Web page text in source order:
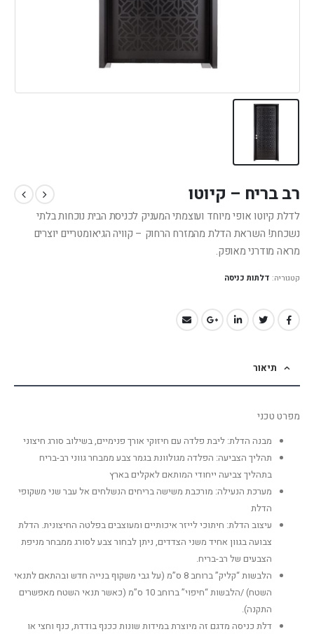
רב בריח – קיוטו
לדלת קיוטו אופי מיוחד ועוצמתי המעניק לכניסת הבית נוכחות בלתי
נשכחת! השראת הדלת מהמזרח הרחוק – קוויה הגיאומטריים יוצרים
מראה מודרני מאופק.
קטגוריה: דלתות כניסה
תיאור
מפרט טכני
מבנה הדלת: ליבת פלדה עם חיזוקי אורך פנימיים, בשילוב סורג חיצוני
תהליך הצביעה: הפלדה מגולוונת בגמר צבע ממבחר גווני רב-בריח
בתהליך צביעה ייחודי המותאם לאקלים בארץ
מערכת הנעילה: מורכבת משישה בריחים הנשלחים אל עבר שני משקופי
הדלת
עיצוב הדלת: חיתוכי לייזר איכותיים ומעוצבים בפלטה החיצונית. הדלת
צבועה בגוון אחיד משני הצדדים, ניתן לבחור צבע לסורג ממבחר מניפת
הצבעים של רב-בריח.
הלבשות “קליק” ברוחב 8 ס”מ (על גבי משקוף בנייה חדש ובהתאם לתנאי
השטח) /הלבשות “חיפוי” ברוחב 10 ס”מ (כאשר תנאי השטח מאפשרים
התקנה).
דלת כניסה מדגם זה מיוצרת במידות שונות ככנף בודדת, כנף וחצי או